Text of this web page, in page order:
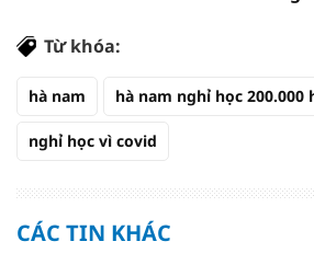
Từ khóa:
hà nam hà nam nghỉ học 200.000
nghỉ học vì covid
CÁC TIN KHÁC